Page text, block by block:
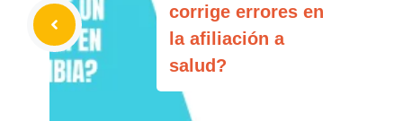
corrige errores en
la afiliación a
salud?